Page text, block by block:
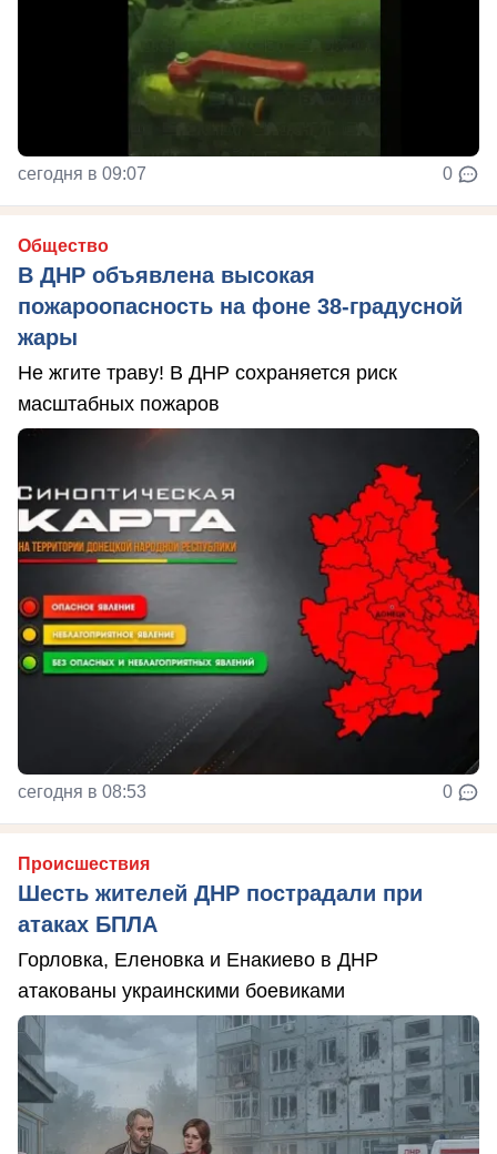
сегодня в 09:07 0
Общество
В ДНР объявлена высокая
пожароопасность на фоне 38-градусной
жары
Не жгите траву! В ДНР сохраняется риск
масштабных пожаров
сегодня в 08:53 0
Происшествия
Шесть жителей ДНР пострадали при
атаках БПЛА
Горловка, Еленовка и Енакиево в ДНР
атакованы украинскими боевиками